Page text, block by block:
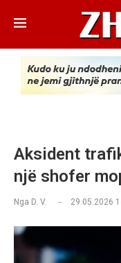
Aksident
një shofer
Nga D. V. 29.05.2026